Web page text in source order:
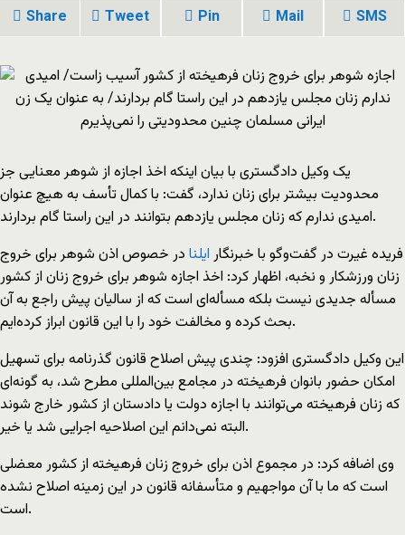
Share Tweet Pin Mail SMS
یک وکیل دادگستری با بیان اینکه اخذ اجازه از شوهر معنایی جز
محدودیت بیشتر برای زنان ندارد، گفت: با کمال تأسف به هیچ عنوان
امیدی ندارم که زنان مجلس یازدهم بتوانند در این راستا گام بردارند.
فریده غیرت در گفت‌وگو با خبرنگار ایلنا در خصوص اذن شوهر برای خروج
زنان ورزشکار و نخبه،‌ اظهار کرد: اخذ اجازه شوهر برای خروج زنان از کشور
مسأله جدیدی نیست بلکه مسأله‌ای است که از سالیان پیش راجع به آن
بحث کرده‌ و مخالفت خود را با این قانون ابراز کرده‌ایم.
این وکیل دادگستری افزود: چندی پیش اصلاح قانون گذرنامه برای تسهیل
امکان حضور بانوان فرهیخته در مجامع بین‌المللی مطرح شد، به گونه‌ای
که زنان فرهیخته می‌توانند با اجازه دولت یا دادستان از کشور خارج شوند
البته نمی‌دانم این اصلاحیه اجرایی شد یا خیر.
وی اضافه کرد: در مجموع اذن برای خروج زنان فرهیخته از کشور معضلی
است که ما با آن مواجهیم و متأسفانه قانون در این زمینه اصلاح نشده
است.